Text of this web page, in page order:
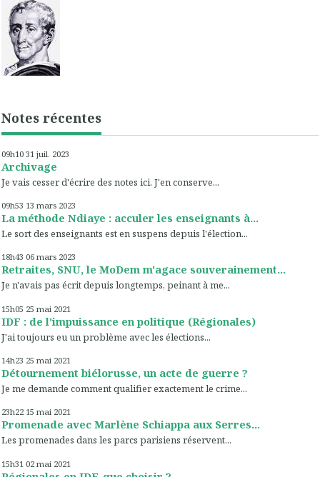
Notes récentes
09h10 31 juil. 2023
Archivage
Je vais cesser d'écrire des notes ici. J'en conserve...
09h53 13 mars 2023
La méthode Ndiaye : acculer les enseignants à...
Le sort des enseignants est en suspens depuis l'élection...
18h43 06 mars 2023
Retraites, SNU, le MoDem m'agace souverainement...
Je n'avais pas écrit depuis longtemps, peinant à me...
15h05 25 mai 2021
IDF : de l'impuissance en politique (Régionales)
J'ai toujours eu un problème avec les élections...
14h23 25 mai 2021
Détournement biélorusse, un acte de guerre ?
Je me demande comment qualifier exactement le crime...
23h22 15 mai 2021
Promenade avec Marlène Schiappa aux Serres...
Les promenades dans les parcs parisiens réservent...
15h31 02 mai 2021